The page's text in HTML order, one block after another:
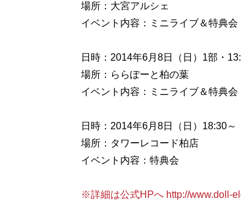
場所：大宮アルシェ
イベント内容：ミニライブ＆特典会
日時：2014年6月8日（日）1部・
場所：ららぽーと柏の葉
イベント内容：ミニライブ＆特典会
日時：2014年6月8日（日）18:30～
場所：タワーレコード柏店
イベント内容：特典会
※詳細は公式HPへ http://www.doll-